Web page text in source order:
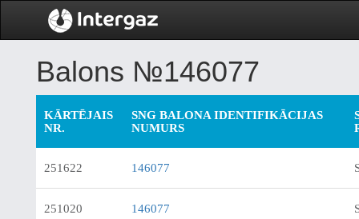
Balons №146077
KĀRTĒJAIS
NR.
SNG BALONA IDENTIFIKĀCIJAS
NUMURS
251622 146077
251020 146077